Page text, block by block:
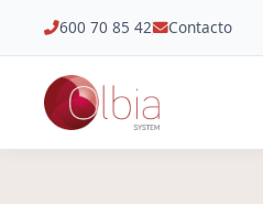
600 70 85 42 Contacto